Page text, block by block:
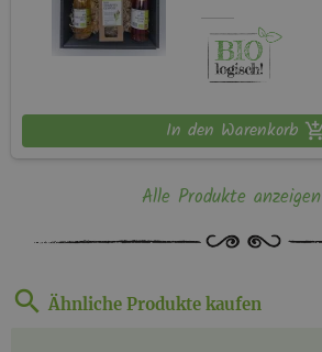
In den Warenkorb
Alle Produkte anzeigen
Ähnliche Produkte kaufen